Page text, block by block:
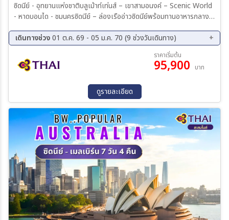
ซิดนีย์ - อุทยานแห่งชาติบลูเม้าท์เท่นส์ – เขาสามอนงค์ – Scenic World
- หาดบอนได - ชมนครซิดนีย์ – ล่องเรืออ่าวซิดนีย์พร้อมทานอาหารกลาง
Building พิเศษ!! อาหารไทย – บินภายในสู่นครเมลเบิร์น – เกาะฟิลลิป
พิเศษอาหารค่ำ เมนูกุ้งล้อบสเตอร์ พร้อมไวน์ชั้นเยี่ยม - เกรทโอเชี่ยนโร้ด -
เมลเบิร์น – รถไฟจักรไอน้ำโบราณ – ชมนครเมลเบิร์น - ช้อปปิ้ง
เดินทางช่วง01 ต.ค. 69 - 05 ม.ค. 70 (9 ช่วงวันเดินทาง)
20 ต.ค. 69 - 26 ต.ค. 69
11 พ.ย. 69 - 17 พ.ย. 69
19 พ.ย. 69 - 25 พ.ย. 69
25 พ.ย. 69 - 01 ธ.ค. 69
02 ธ.ค. 69 - 08 ธ.ค. 69
29 ธ.ค. 69 - 04 ม.ค. 70
ราคาเริ่มต้น
95,900 บาท
ดูรายละเอียด